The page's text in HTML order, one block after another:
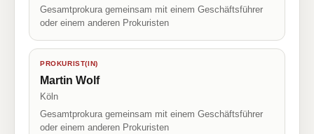
Gesamtprokura gemeinsam mit einem Geschäftsführer
oder einem anderen Prokuristen
PROKURIST(IN)
Martin Wolf
Köln
Gesamtprokura gemeinsam mit einem Geschäftsführer
oder einem anderen Prokuristen